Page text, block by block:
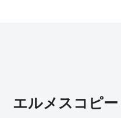
エルメスコピー